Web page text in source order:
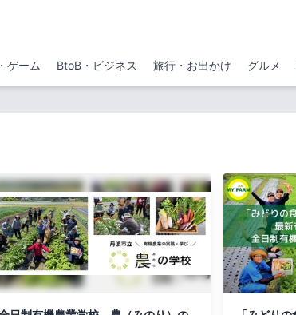
ゲーム BtoB・ビジネス 旅行・お出かけ グルメ